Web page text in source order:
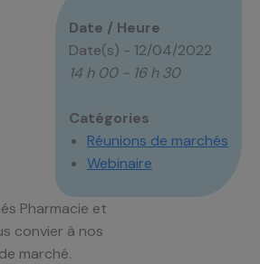
Date / Heure
Date(s) - 12/04/2022
14 h 00 - 16 h 30
Catégories
Réunions de marchés
Webinaire
Pharmacie et
convier à nos
marché.